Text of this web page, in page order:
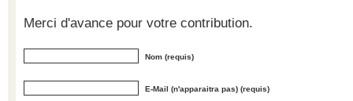
Merci d'avance pour votre contribution.
Nom (requis)
E-Mail (n'apparaitra pas) (requis)